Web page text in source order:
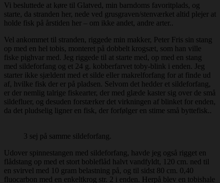
Vi besluttede at køre til Glatved, min barndoms favoritplads, og
starte, da stranden her, nede ved grusgraven/stenværket altid plejer at
holde fisk på årstiden her – om ikke andet, andre arter..
Vel ankommet til stranden, riggede min makker, Peter Fris sin stang
op med en hel tobis, monteret på dobbelt krogsæt, som han ville
fiske pighvar med. Jeg riggede til at starte med, op med en stang
med sildeforfang og et 24 g. kobberfarvet toby-blink i enden. Jeg
starter ikke sjældent med et silde eller makrelforfang for at finde ud
af, hvilke fisk der er på pladsen. Selvom det hedder et sildeforfang,
er der nemlig talrige fiskearter, der med glæde kaster sig over de små
sildefluer, og desuden forstærker det virkningen af blinket for enden,
da det pludselig ligner en fisk, der forfølger en stime små byttefisk..
3 sej på samme sildeforfang.
Udover spinnestangen med sildeforfang, havde jeg også rigget en
flådstang op med et stort bobleflåd halvt vandfyldt, 120 cm. ned til
en svirvel med 10 gram belastning på, og til sidst 80 cm. 0,40
fluocarbon med en enkeltkrog str. 2 i enden. Herpå blev en tobishale